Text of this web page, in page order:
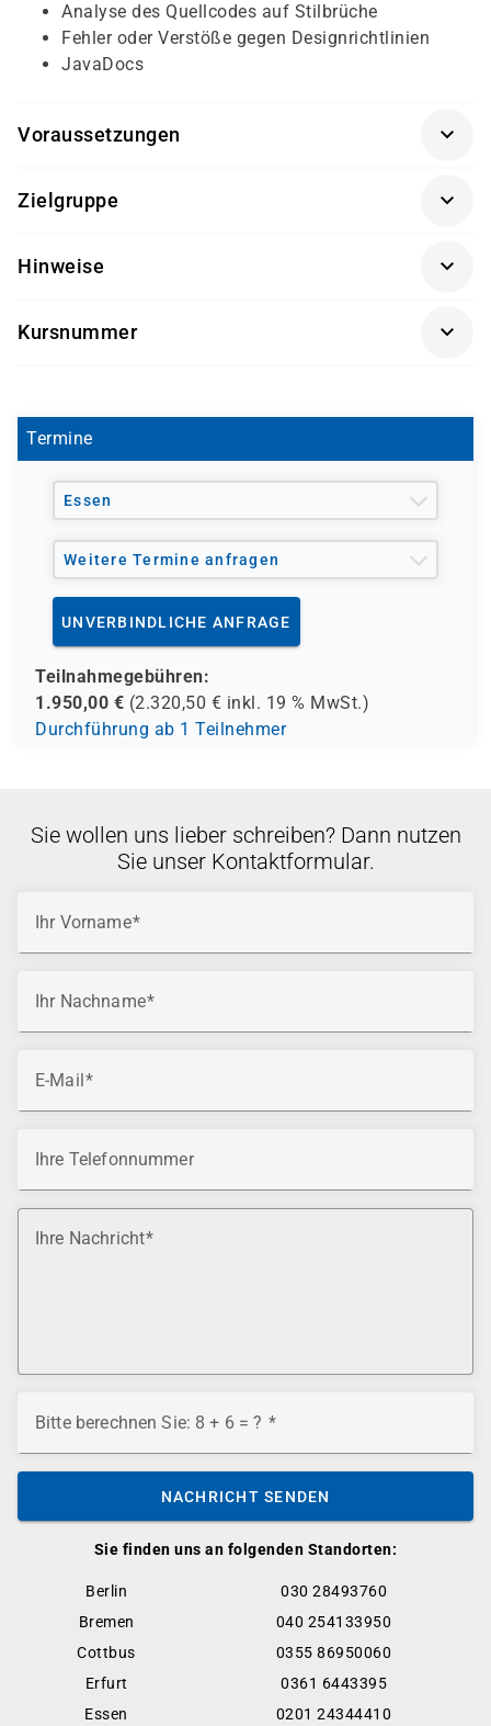
Analyse des Quellcodes auf Stilbrüche
Fehler oder Verstöße gegen Designrichtlinien
JavaDocs
Voraussetzungen
folgende Vorkenntnisse mitbringen:
Erfahrungen im Erstellen von Webapplikationen
Zielgruppe
erlernen möchten, wie Softwareentwicklung in einem
Hinweise
enthalten.
Kursnummer
Termine
Essen
Weitere Termine anfragen
UNVERBINDLICHE ANFRAGE
Teilnahmegebühren:
1.950,00 € (2.320,50 € inkl. 19 % MwSt.)
Durchführung ab 1 Teilnehmer
Sie finden uns an folgenden Standorten:
Berlin
030 28493760
Bremen
040 254133950
Cottbus
0355 86950060
Erfurt
0361 6443395
Essen
0201 24344410
Sie wollen uns lieber schreiben? Dann nutzen
Sie unser Kontaktformular.
Ihr Vorname
Ihr Nachname
E-Mail
Ihre Telefonnummer
Ihre Nachricht
Bitte berechnen Sie: 8 + 6 = ?
NACHRICHT SENDEN